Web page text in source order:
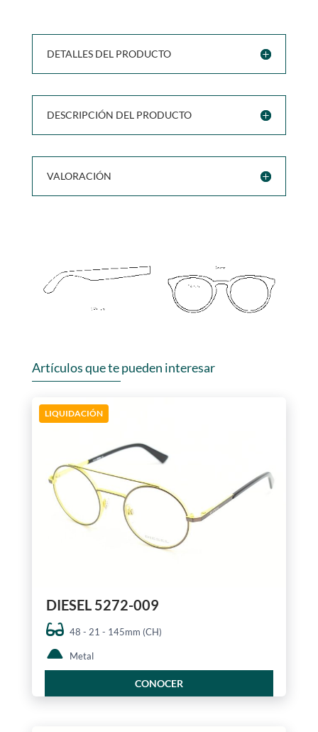
DETALLES DEL PRODUCTO
DESCRIPCIÓN DEL PRODUCTO
VALORACIÓN
Artículos que te pueden interesar
LIQUIDACIÓN
DIESEL 5272-009
48 - 21 - 145mm (CH)
Metal
CONOCER